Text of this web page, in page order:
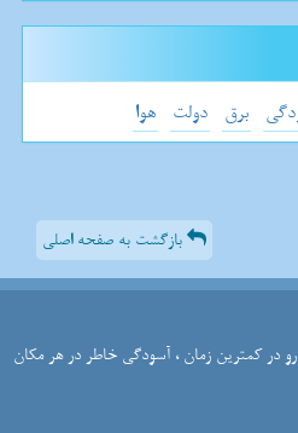
برق دولت هوا
بازگشت به صفحه اصلی
کمترین زمان ، آسودگی خاطر در هر مکان